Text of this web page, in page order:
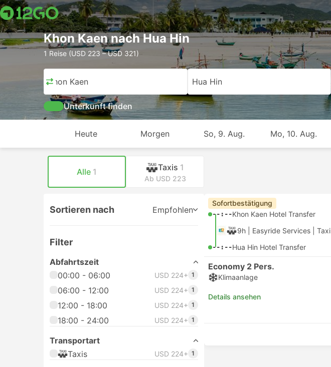
Khon Kaen nach Hua Hin
1 Reise (USD 223 – USD 321)
Khon Kaen Hua Hin
Unterkunft finden
Heute Morgen So, 9. Aug. Mo, 10. Aug.
Alle 1 Taxis 1
Ab USD 223
Sortieren nach Empfohlen
Filter
Abfahrtszeit
00:00 - 06:00
USD 224+ 1
06:00 - 12:00 USD 224+ 1
12:00 - 18:00 USD 224+ 1
18:00 - 24:00 USD 224+ 1
Transportart
Taxis
USD 224+ 1
Sofortbestätigung
--:--Khon Kaen Hotel Transfer
9h | Easyride Services Taxi
--:--Hua Hin Hotel Transfer
Economy 2 Pers.
Klimaanlage
Details ansehen